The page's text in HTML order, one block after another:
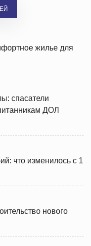
жилье для
спасатели
ДОЛ
что изменилось с 1
нового